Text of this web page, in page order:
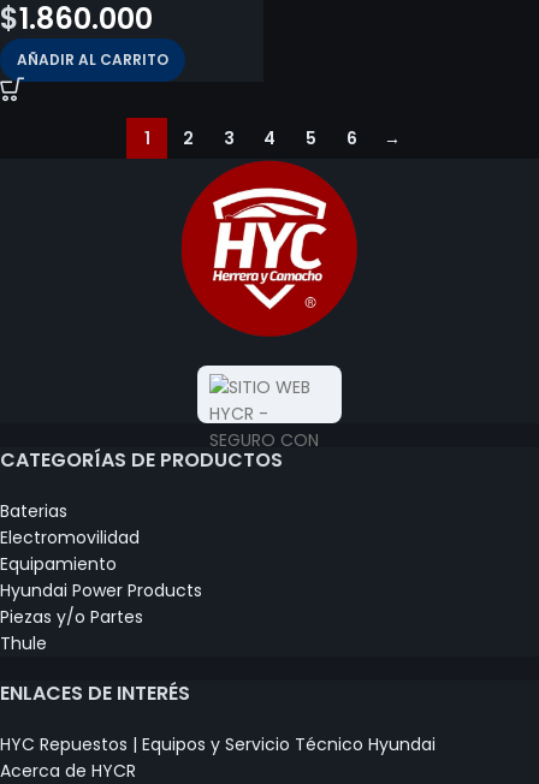
$1.860.000
AÑADIR AL CARRITO
1 2 3 4 5 6 →
CATEGORÍAS DE PRODUCTOS
Baterias
Electromovilidad
Equipamiento
Hyundai Power Products
Piezas y/o Partes
Thule
ENLACES DE INTERÉS
HYC Repuestos | Equipos y Servicio Técnico Hyundai
Acerca de HYCR